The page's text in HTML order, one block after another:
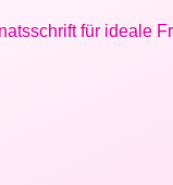
für ideale